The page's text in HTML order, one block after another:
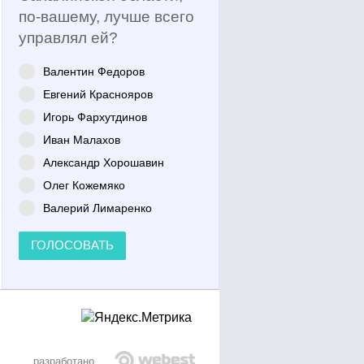
по-вашему, лучше всего
управлял ей?
Валентин Федоров
Евгений Краснояров
Игорь Фархутдинов
Иван Малахов
Александр Хорошавин
Олег Кожемяко
Валерий Лимаренко
ГОЛОСОВАТЬ
разработано